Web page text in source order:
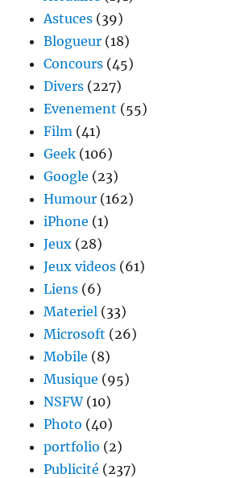
Astuces (39)
Blogueur (18)
Concours (45)
Divers (227)
Evenement (55)
Film (41)
Geek (106)
Google (23)
Humour (162)
iPhone (1)
Jeux (28)
Jeux videos (61)
Liens (6)
Materiel (33)
Microsoft (26)
Mobile (8)
Musique (95)
NSFW(10)
Photo (40)
portfolio (2)
Publicité (237)